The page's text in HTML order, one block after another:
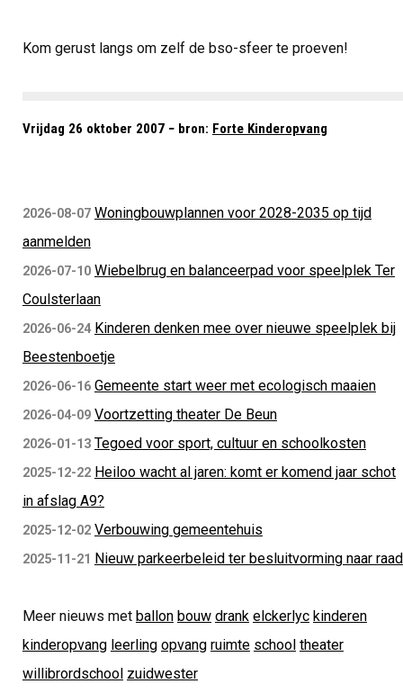
Kom gerust langs om zelf de bso-sfeer te proeven!
Vrijdag 26 oktober 2007 − bron: Forte Kinderopvang
2026-08-07 Woningbouwplannen voor 2028-2035 op tijd
aanmelden
2026-07-10 Wiebelbrug en balanceerpad voor speelplek Ter
Coulsterlaan
2026-06-24 Kinderen denken mee over nieuwe speelplek bij
Beestenboetje
2026-06-16 Gemeente start weer met ecologisch maaien
2026-04-09 Voortzetting theater De Beun
2026-01-13 Tegoed voor sport, cultuur en schoolkosten
2025-12-22 Heiloo wacht al jaren: komt er komend jaar schot
in afslag A9?
2025-12-02 Verbouwing gemeentehuis
2025-11-21 Nieuw parkeerbeleid ter besluitvorming naar raad
Meer nieuws met ballon bouw drank elckerlyc kinderen
kinderopvang leerling opvang ruimte school theater
willibrordschool zuidwester